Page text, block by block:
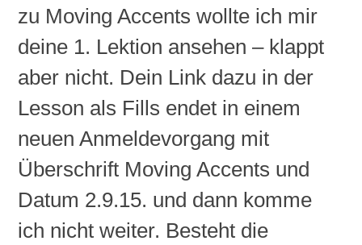
zu Moving Accents wollte ich mir
deine 1. Lektion ansehen – klappt
aber nicht. Dein Link dazu in der
Lesson als Fills endet in einem
neuen Anmeldevorgang mit
Überschrift Moving Accents und
Datum 2.9.15. und dann komme
ich nicht weiter. Besteht die